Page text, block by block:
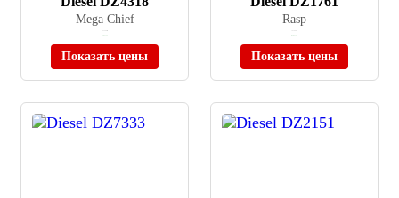
Mega Chief
Показать цены
Rasp
Показать цены